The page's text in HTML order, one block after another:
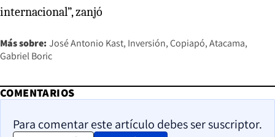
internacional”, zanjó
Más sobre: José Antonio Kast Inversión Copiapó Atacama
Gabriel Boric
COMENTARIOS
Para comentar este artículo debes ser suscriptor.